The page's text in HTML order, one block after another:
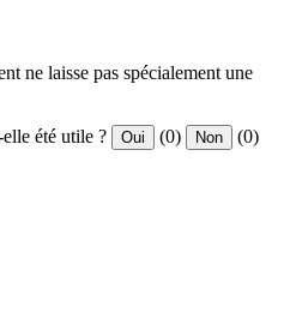
ne laisse pas spécialement une
été utile ? Oui (0) Non (0)